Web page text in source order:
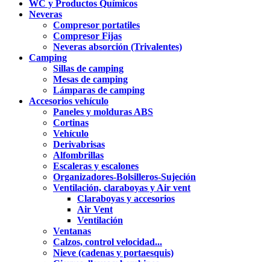
WC y Productos Químicos
Neveras
Compresor portatiles
Compresor Fijas
Neveras absorción (Trivalentes)
Camping
Sillas de camping
Mesas de camping
Lámparas de camping
Accesorios vehículo
Paneles y molduras ABS
Cortinas
Vehículo
Derivabrisas
Alfombrillas
Escaleras y escalones
Organizadores-Bolsilleros-Sujeción
Ventilación, claraboyas y Air vent
Claraboyas y accesorios
Air Vent
Ventilación
Ventanas
Calzos, control velocidad...
Nieve (cadenas y portaesquis)